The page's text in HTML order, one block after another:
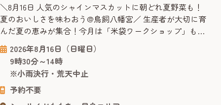
＼8月16日 人気のシャインマスカットに朝どれ夏野菜も！
夏のおいしさを味わおう@鳥飼八幡宮／ 生産者が大切に育
んだ夏の恵みが集合！今月は「米袋ワークショップ」も開
催！ 8月も「第3日曜日」に福マルシェを開催します！8月
16日（日曜日）9時30分～14時、会場は鳥飼八幡宮 (中央区
今川 ※唐人町駅から徒歩7分、地行バス停から徒歩1分) で
す！ 夏本番！色鮮やかな夏野菜たちがすくすく育つ季節が
や...
2026年8月16日（日曜日）
9時30分～14時
※小雨決行・荒天中止
予約不要